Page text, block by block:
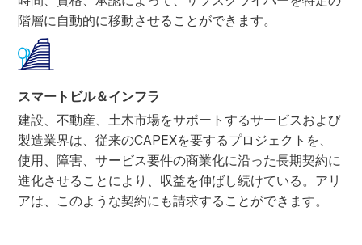
階層に自動的に移動させることができます。
スマートビル＆インフラ
建設、不動産、土木市場をサポートするサービスおよび
製造業界は、従来のCAPEXを要するプロジェクトを、
使用、障害、サービス要件の商業化に沿った長期契約に
進化させることにより、収益を伸ばし続けている。アリ
アは、このような契約にも請求することができます。